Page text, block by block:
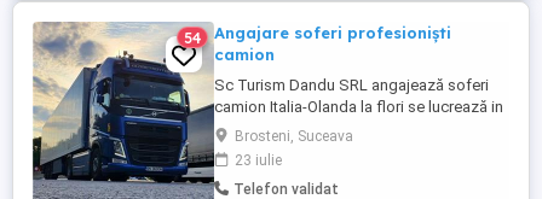
54
Angajare soferi profesioniști
camion
Sc Turism Dandu SRL angajează soferi
camion Italia-Olanda la flori se lucrează in
echipaj .Mai multe detalii la telefon
.Salariul atractiv!
Brosteni, Suceava
23 iulie
Telefon validat